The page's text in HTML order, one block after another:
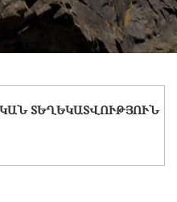
ՏԵՂԵԿԱՏՎՈՒԹՅՈՒՆ